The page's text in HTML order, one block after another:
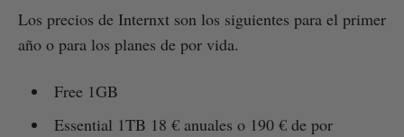
Los precios de Internxt son los siguientes para el primer
año o para los planes de por vida.
Free 1GB
Essential 1TB 18 € anuales o 190 € de por